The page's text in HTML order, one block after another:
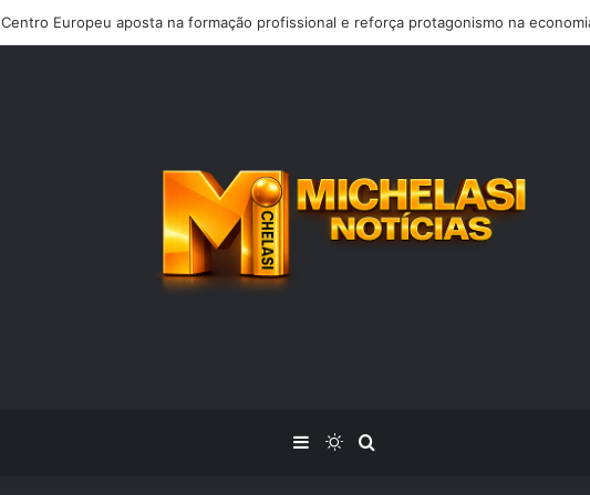
Governadora do Distrito LC1 de Lions Internacional, Silvia Nunes, recebe Prêmio
Barra Lateral
Switch skin